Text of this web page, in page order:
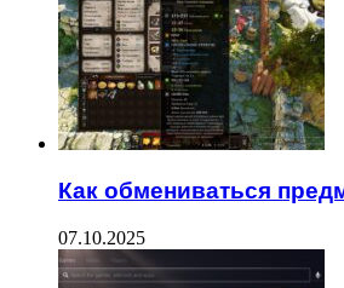
Как обмениваться
07.10.2025